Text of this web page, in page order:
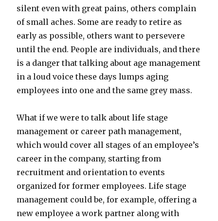
silent even with great pains, others complain
of small aches. Some are ready to retire as
early as possible, others want to persevere
until the end. People are individuals, and there
is a danger that talking about age management
in a loud voice these days lumps aging
employees into one and the same grey mass.
What if we were to talk about life stage
management or career path management,
which would cover all stages of an employee’s
career in the company, starting from
recruitment and orientation to events
organized for former employees. Life stage
management could be, for example, offering a
new employee a work partner along with